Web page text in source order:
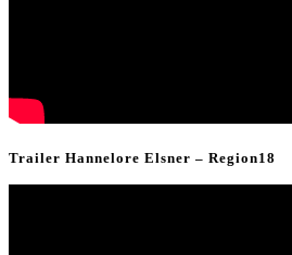
Trailer Hannelore Elsner – Region18